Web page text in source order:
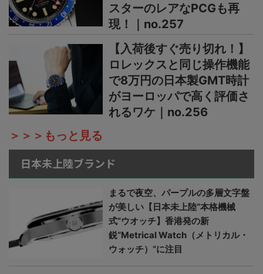
スターのレアなPCGも再
現！｜no.257
【入荷後すぐ売り切れ！】
ロレックスと同じ操作機能
で8万円の日本製GMT時計
がヨーロッパで高く評価さ
れるワケ｜no.256
＞＞＞もっと見る
日本未上陸ブランド
まるで夜空、パープルの多層文字盤
が美しい【日本未上陸“本格機械
式”ウオッチ】香港発の新
鋭“Metrical Watch（メトリカル・
ウォッチ）”に注目